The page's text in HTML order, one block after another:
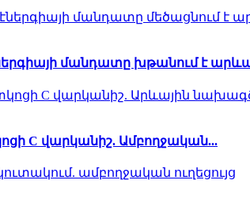
մանդատը խթանում է
C վարկանիշ. Ամբողջական...